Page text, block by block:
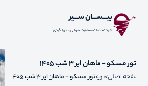
بیـــســـان ســـیر
شرکت خدمات مسافرت هوایی و جهانگردی
تور مسکو - ماهان ایر 3 شب 1405
صفحه اصلی تور تور مسکو - ماهان ایر 3 شب 1405